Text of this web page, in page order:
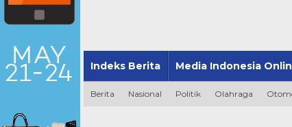
Indeks Berita Media Indonesia
Berita Nasional Politik Olahraga